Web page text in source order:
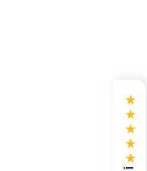
★
★
★
★
★